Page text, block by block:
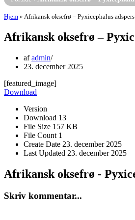
Hjem » Afrikansk oksefrø – Pyxicephalus
Afrikansk oksefrø –
afadmin
23. december 2025
[featured_image]
Download
Version
Download 13
File Size 157 KB
File Count 1
Create Date 23. december 2025
Last Updated 23. december 2025
Afrikansk oksefrø -
Skriv kommentar...